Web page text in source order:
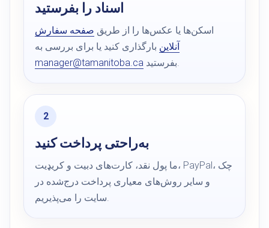
اسناد را بفرستید
اسکن‌ها یا عکس‌ها را از طریق صفحه سفارش
آنلاین بارگذاری کنید یا برای بررسی به
manager@tamanitoba.ca
بفرستید.
به‌راحتی پرداخت کنید
ما پول نقد، کارت‌های دبیت و کریډیت، PayPal، چک
و سایر روش‌های معیاری پرداخت درج‌شده در
سایت را می‌پذیریم.